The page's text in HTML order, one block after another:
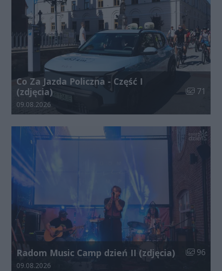
Co Za Jazda Policzna - Część I
(zdjęcia)
Liczba
71
Data dodania galerii:
09.08.2026
Radom Music Camp dzień II (zdjęcia) Liczba
96
Data dodania galerii:
09.08.2026